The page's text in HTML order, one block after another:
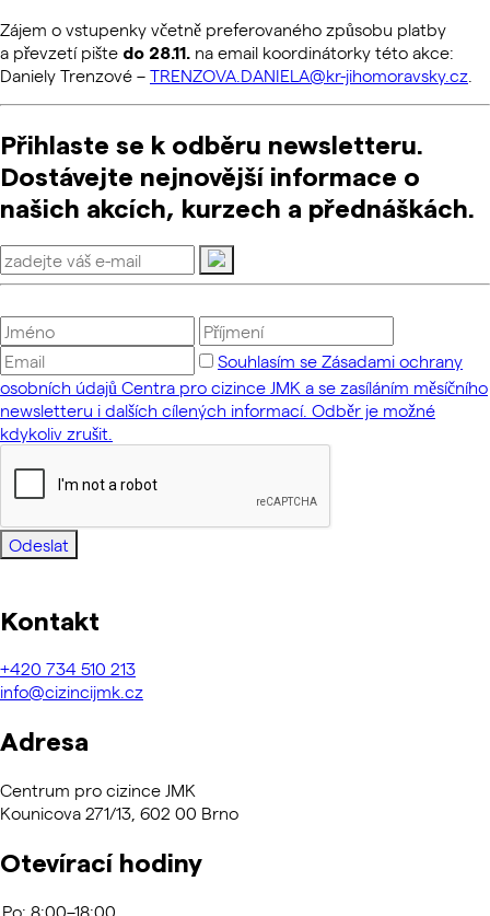
Zájem o vstupenky včetně preferovaného způsobu platby
a převzetí pište do 28.11. na email koordinátorky této akce:
Daniely Trenzové –TRENZOVA.DANIELA@kr-jihomoravsky.cz
Přihlaste se k odběru newsletteru.
Dostávejte nejnovější informace o
našich akcích, kurzech a přednáškách.
Souhlasím se Zásadami ochrany
osobních údajů Centra pro cizince JMK a se zasíláním měsíčního
newsletteru i dalších cílených informací. Odběr je možné
kdykoliv zrušit.
Odeslat
Kontakt
+420 734 510 213
info@cizincijmk.cz
Adresa
Centrum pro cizince JMK
Kounicova 271/13, 602 00 Brno
Otevírací hodiny